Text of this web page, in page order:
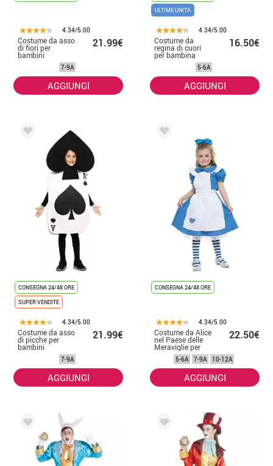
4.34/5.00
Costume da asso
di fiori per
bambini
21.99€
7-9A
AGGIUNGI
ULTIME UNITÀ
4.34/5.00
Costume da
regina di cuori
per bambina
16.50€
5-6A
AGGIUNGI
CONSEGNA 24/48 ORE
SUPER VENDITE
4.34/5.00
Costume da asso
di picche per
bambini
21.99€
7-9A
AGGIUNGI
CONSEGNA 24/48 ORE
4.34/5.00
Costume da Alice
nel Paese delle
Meraviglie per
bambina
22.50€
5-6A 7-9A 10-12A
AGGIUNGI